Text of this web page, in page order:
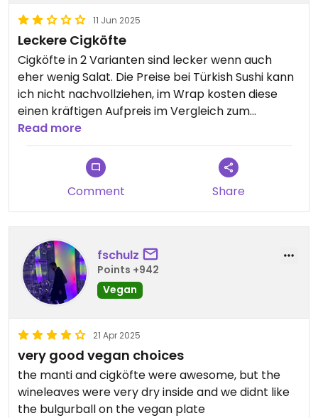
11 Jun 2025
Leckere Cigköfte
Cigköfte in 2 Varianten sind lecker wenn auch
eher wenig Salat. Die Preise bei Türkish Sushi kann
ich nicht nachvollziehen, im Wrap kosten diese
einen kräftigen Aufpreis im Vergleich zum
Noriblatt und die Zutaten sind leider nicht wie
beschrieben (zum Beispiel werden aus gegrillten
Pilzen leider billigste Dosenchampignons oder
Dosenspargel bei einer anderen Sorte). Ist ja ne
nette Idee aber irgendwie passt die Qualität nicht,
deshalb kauft es auch kaum einer, deshalb weiss
das Personal auch nicht, wie man die macht und
deshalb fehlen Zutaten … ein Teufelskreis.
Leider auch kein veganer Ayran.
Read more
Comment Share
fschulz
Points +942
Vegan
21 Apr 2025
very good vegan choices
the manti and cigköfte were awesome, but the
wineleaves were very dry inside and we didnt like
the bulgurball on the vegan plate